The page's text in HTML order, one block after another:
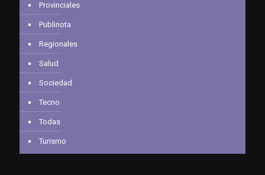
Provinciales
Publinota
Regionales
Salud
Sociedad
Tecno
Todas
Turismo